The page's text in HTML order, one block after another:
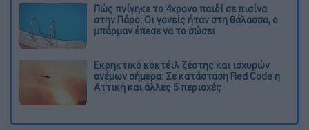
Πώς πνίγηκε το 4χρονο παιδί σε πισίνα
στην Πάρο: Οι γονείς ήταν στη θάλασσα, ο
μπάρμαν έπεσε να το σώσει
Εκρηκτικό κοκτέιλ ζέστης και ισχυρών
ανέμων σήμερα: Σε κατάσταση Red Code η
Αττική και άλλες 5 περιοχές